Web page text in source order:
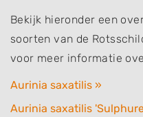
Bekijk hieronder een
soorten van de
voor meer informatie
Aurinia saxatilis »
Aurinia saxatilis